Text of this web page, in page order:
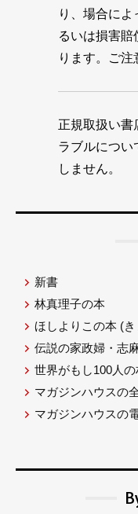
り、場合に
るいは損害賠
ります。ご注
正規取扱い書
ラブルについ
しません。
新書
林真理子の本
ほしよりこの本 (
伝説の家政婦・志
世界がもし100人
マガジンハウスの
マガジンハウスの